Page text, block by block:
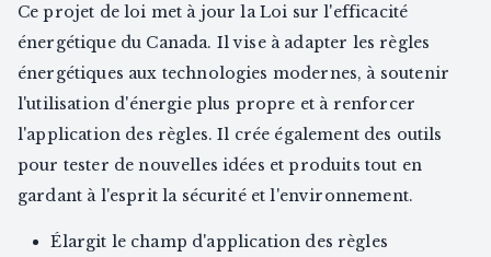
Ce projet de loi met à jour la Loi sur l'efficacité
énergétique du Canada. Il vise à adapter les règles
énergétiques aux technologies modernes, à soutenir
l'utilisation d'énergie plus propre et à renforcer
l'application des règles. Il crée également des outils
pour tester de nouvelles idées et produits tout en
gardant à l'esprit la sécurité et l'environnement.
Élargit le champ d'application des règles